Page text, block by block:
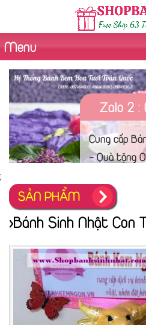
Menu
Zalo 2 :
Cung cấp
- Quà tặng
;
SẢN PHẨM
>Bánh Sinh Nhật